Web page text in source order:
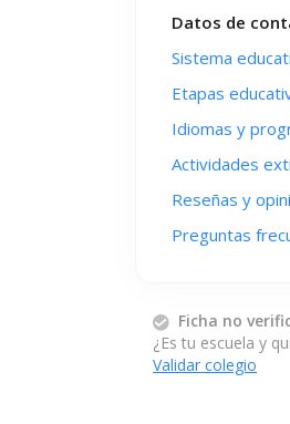
Datos de
Sistema
Etapas
Idiomas y
Actividades
Reseñas y
Preguntas
Ficha no
¿Es tu escuela y
Validar colegio